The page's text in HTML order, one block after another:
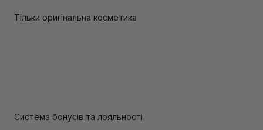
Тільки оригінальна косметика
Система бонусів та лояльності